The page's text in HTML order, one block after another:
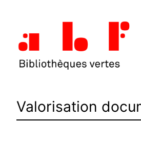
contenu
Valorisation